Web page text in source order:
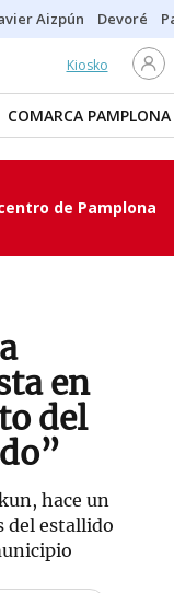
Aizpún Devoré
Kiosko
COMARCA PAMPLONA
de Pamplona
en
del
hace un
del estallido